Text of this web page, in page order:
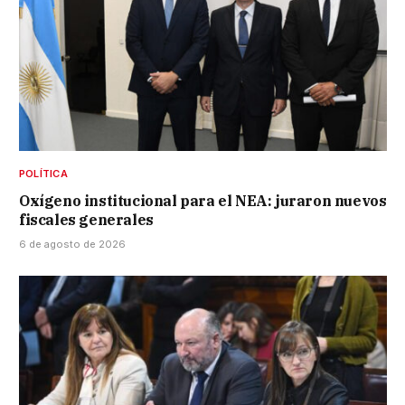
POLÍTICA
Oxígeno institucional para el NEA: juraron nuevos
fiscales generales
6 de agosto de 2026